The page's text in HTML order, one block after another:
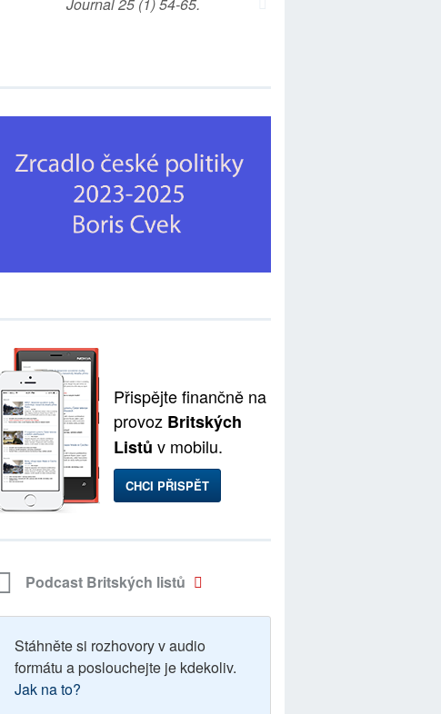
Přispějte finančně na
provoz Britských
Listů v mobilu.
CHCI PŘISPĚT
Podcast Britských listů
Stáhněte si rozhovory v audio
formátu a poslouchejte je kdekoliv.
Jak na to?